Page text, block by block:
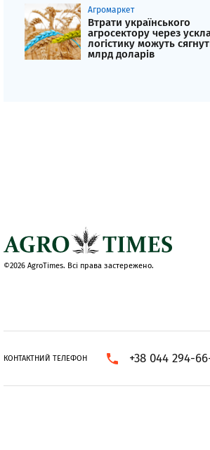
Агромаркет
Втрати українського
агросектору через
логістику можуть
млрд доларів
©2026 AgroTimes. Всі права застережено.
КОНТАКТНИЙ ТЕЛЕФОН +38 044 294-